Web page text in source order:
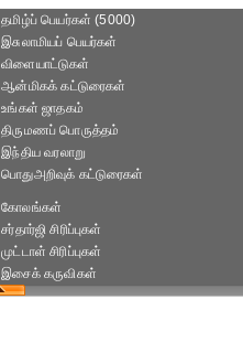
தமிழ்ப் பெயர்கள் (5000)
இசுலாமியப் பெயர்கள்
விளையாட்டுகள்
ஆன்மிகக் கட்டுரைகள்
உங்கள் ஜாதகம்
திருமணப் பொருத்தம்
இந்திய வரலாறு
பொதுஅறிவுக் கட்டுரைகள்
கோலங்கள்
சர்தார்ஜி சிரிப்புகள்
முட்டாள் சிரிப்புகள்
இசைக் கருவிகள்